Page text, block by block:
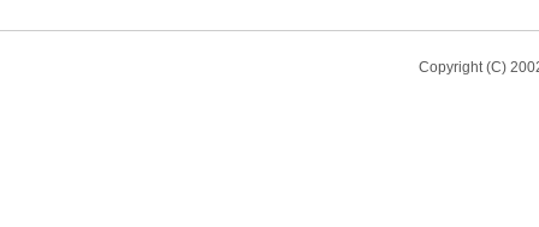
Copyright (C)